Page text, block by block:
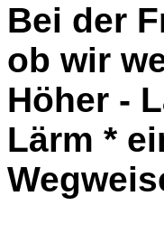
Bei der
ob wir
Höher -
Lärm *